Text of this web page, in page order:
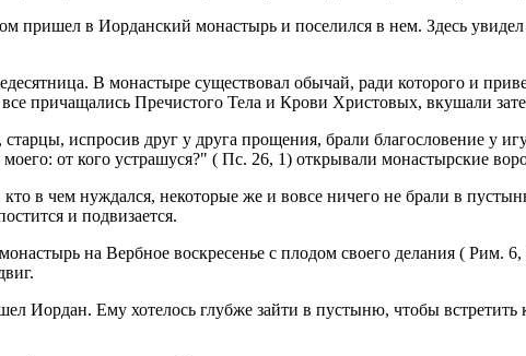
пришел в Иорданский монастырь и поселился в нем. Здесь
В монастыре существовал обычай, ради которого и
причащались Пречистого Тела и Крови Христовых, вкушали
испросив друг у друга прощения, брали благословение у
от кого устрашуся?" ( Пс. 26, 1) открывали монастырские
в чем нуждался, некоторые же и вовсе ничего не брали в
и подвизается.
на Вербное воскресенье с плодом своего делания ( Рим.
Иордан. Ему хотелось глубже зайти в пустыню, чтобы встретить